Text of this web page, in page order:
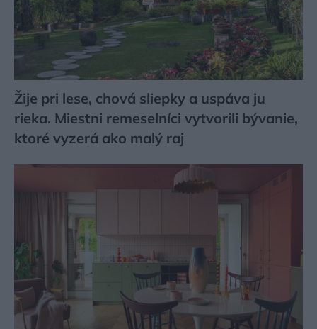
Žije pri lese, chová sliepky a uspáva ju
rieka. Miestni remeselníci vytvorili bývanie,
ktoré vyzerá ako malý raj